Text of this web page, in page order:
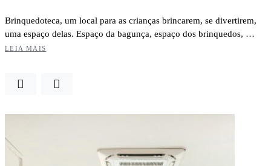
Brinquedoteca, um local para as crianças brincarem, se divertirem,
uma espaço delas. Espaço da bagunça, espaço dos brinquedos, …
LEIA MAIS